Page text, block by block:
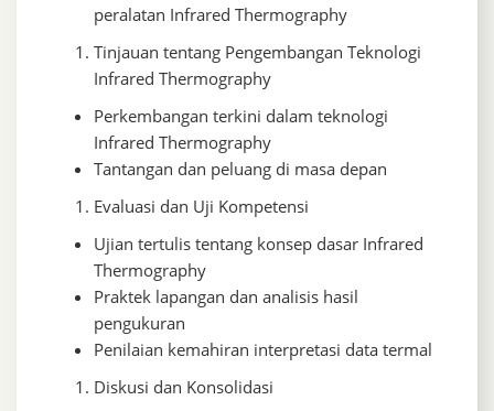
peralatan Infrared Thermography
Tinjauan tentang Pengembangan Teknologi
Infrared Thermography
Perkembangan terkini dalam teknologi
Infrared Thermography
Tantangan dan peluang di masa depan
Evaluasi dan Uji Kompetensi
Ujian tertulis tentang konsep dasar Infrared
Thermography
Praktek lapangan dan analisis hasil
pengukuran
Penilaian kemahiran interpretasi data termal
Diskusi dan Konsolidasi